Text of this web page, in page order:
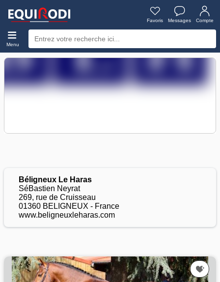
Favoris Messages Compte
Menu
Béligneux Le Haras
SéBastien Neyrat
269, rue de Cruisseau
01360 BELIGNEUX - France
www.beligneuxleharas.com